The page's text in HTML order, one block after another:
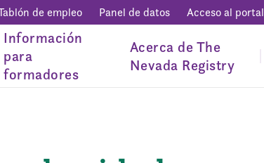
de empleo Panel de datos Acceso al portal
Información
para
formadores
Acerca de The
Nevada Registry